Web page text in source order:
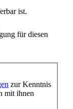
ist.
für diesen
zur Kenntnis
mit ihnen